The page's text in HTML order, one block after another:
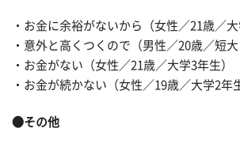
・お金に余裕がないから（女性／21歳／大
・意外と高くつくので（男性／20歳／短大
・お金がない（女性／21歳／大学3年生）
・お金が続かない（女性／19歳／大学2年
●その他